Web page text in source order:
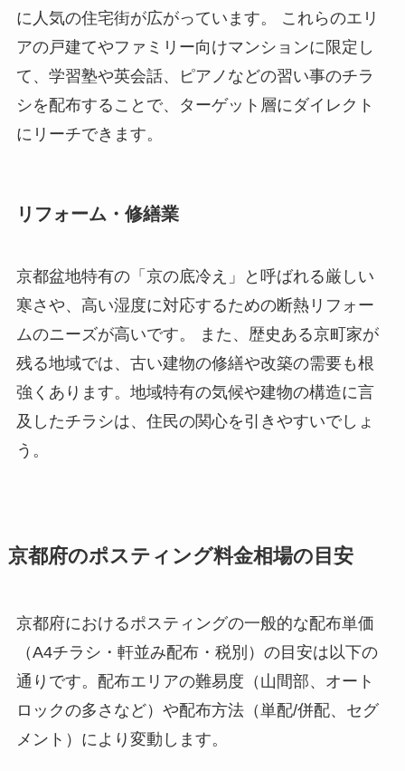
に人気の住宅街が広がっています。 これらのエリ
アの戸建てやファミリー向けマンションに限定し
て、学習塾や英会話、ピアノなどの習い事のチラ
シを配布することで、ターゲット層にダイレクト
にリーチできます。
リフォーム・修繕業
京都盆地特有の「京の底冷え」と呼ばれる厳しい
寒さや、高い湿度に対応するための断熱リフォー
ムのニーズが高いです。 また、歴史ある京町家が
残る地域では、古い建物の修繕や改築の需要も根
強くあります。地域特有の気候や建物の構造に言
及したチラシは、住民の関心を引きやすいでしょ
う。
京都府のポスティング料金相場の目安
京都府におけるポスティングの一般的な配布単価
（A4チラシ・軒並み配布・税別）の目安は以下の
通りです。配布エリアの難易度（山間部、オート
ロックの多さなど）や配布方法（単配/併配、セグ
メント）により変動します。